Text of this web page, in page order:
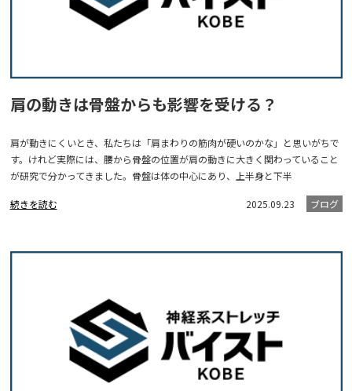
肩の動きは骨盤からも影響を受ける？
肩が動きにくいとき、私たちは「肩まわりの筋肉が硬いのかな」と思いがちで
す。けれど実際には、腰から骨盤の位置が肩の動きに大きく関わっていること
が研究で分かってきました。骨盤は体の中心にあり、上半身と下半
続きを読む 2025.09.23 ブログ